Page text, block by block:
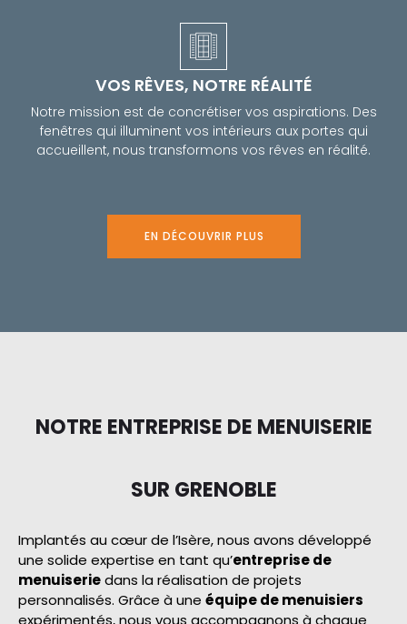
VOS RÊVES, NOTRE RÉALITÉ
Notre mission est de concrétiser vos aspirations. Des
fenêtres qui illuminent vos intérieurs aux portes qui
accueillent, nous transformons vos rêves en réalité.
EN DÉCOUVRIR PLUS
NOTRE ENTREPRISE DE MENUISERIE
SUR GRENOBLE
Implantés au cœur de l’Isère, nous avons développé
une solide expertise en tant qu’entreprise de
menuiseriedans la réalisation de projets
personnalisés. Grâce à une équipe de menuisiers
expérimentés, nous vous accompagnons à chaque